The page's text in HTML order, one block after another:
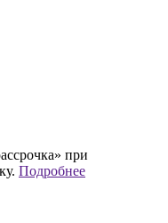
при
Подробнее